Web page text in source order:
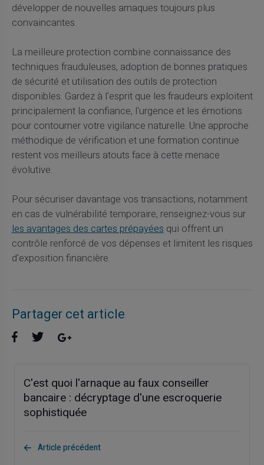
développer de nouvelles arnaques toujours plus
convaincantes.
La meilleure protection combine connaissance des
techniques frauduleuses, adoption de bonnes pratiques
de sécurité et utilisation des outils de protection
disponibles. Gardez à l'esprit que les fraudeurs exploitent
principalement la confiance, l'urgence et les émotions
pour contourner votre vigilance naturelle. Une approche
méthodique de vérification et une formation continue
restent vos meilleurs atouts face à cette menace
évolutive.
Pour sécuriser davantage vos transactions, notamment
en cas de vulnérabilité temporaire, renseignez-vous sur
les avantages des cartes prépayées qui offrent un
contrôle renforcé de vos dépenses et limitent les risques
d'exposition financière.
Partager cet article
C'est quoi l'arnaque au faux conseiller
bancaire : décryptage d'une escroquerie
sophistiquée
Article précédent